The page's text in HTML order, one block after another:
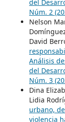
del
Núm. 2
Nelson
David
Análisis
del
Núm. 3
Dina
Lidia
urbano,
violencia